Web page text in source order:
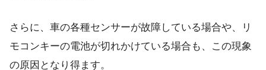
さらに、車の各種センサーが故障している場合や、リ
モコンキーの電池が切れかけている場合も、この現象
の原因となり得ます。